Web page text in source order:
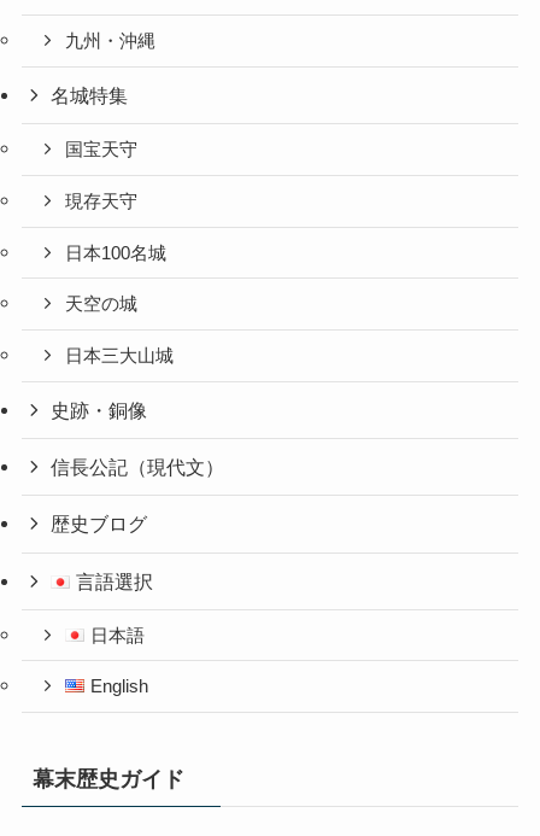
九州・沖縄
名城特集
国宝天守
現存天守
日本100名城
天空の城
日本三大山城
史跡・銅像
信長公記（現代文）
歴史ブログ
言語選択
日本語
English
幕末歴史ガイド